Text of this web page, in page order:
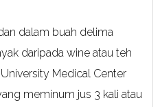
dalam buah delima
daripada wine atau teh
Medical Center
meminum jus 3 kali atau